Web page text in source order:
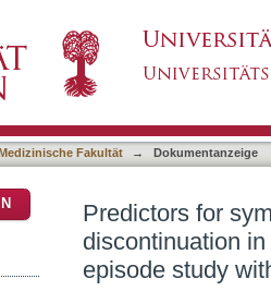
Results of the first-
Fakultät → Dokumentanzeige
Predictors for
discontinuation
episode study